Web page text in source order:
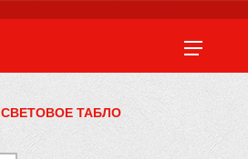
СВЕТОВОЕ ТАБЛО